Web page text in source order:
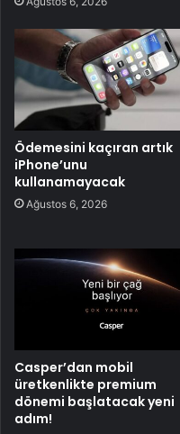
Ödemesini kaçıran artık
iPhone’unu
kullanamayacak
Ağustos 6, 2026
Casper’dan mobil
üretkenlikte premium
dönemi başlatacak yeni
adım!